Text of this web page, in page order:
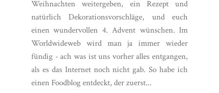
Heute möchte ich euch ein paar Ideen für
Weihnachten weitergeben, ein Rezept und
natürlich Dekorationsvorschläge, und euch
einen wundervollen 4. Advent wünschen. Im
Worldwideweb wird man ja immer wieder
fündig - ach was ist uns vorher alles entgangen,
als es das Internet noch nicht gab. So habe ich